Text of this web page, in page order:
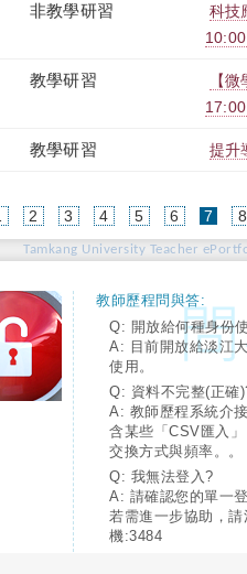
非教學研習
科技
教學研習
【
教學研習 提升
2 3 4 5 6 7 8
Tamkang University Teacher
教師歷程問與答:
Q: 開放給何種身份
A: 目前開放給淡江
使用。
Q: 資料不完整(正確
A: 教師歷程系統介
含某些「CSV匯入
交換方式與頻率。。
Q: 我無法登入?
A: 請確認您的單一
若需進一步協助，
機:3484